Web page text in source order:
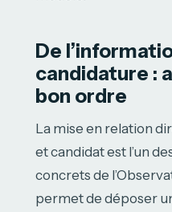
De
candidature :
bon ordre
La mise en relation
et candidat est l’un
concrets de
permet de déposer